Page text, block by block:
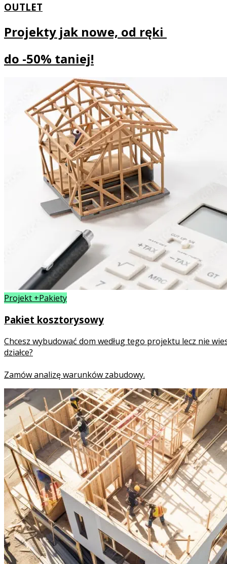
OUTLET
Projekty jak nowe, od ręki
do -50% taniej!
Projekt +Pakiety
Pakiet kosztorysowy
Chcesz wybudować dom według tego projektu lecz nie
działce?
Zamów analizę warunków zabudowy.